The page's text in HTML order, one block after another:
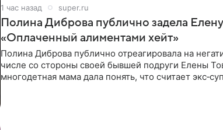
1 час назад super.ru
Полина Диброва публично задела
«Оплаченный алиментами хейт»
Полина Диброва публично отреагировала на
числе со стороны своей бывшей подруги Елены
многодетная мама дала понять, что считает